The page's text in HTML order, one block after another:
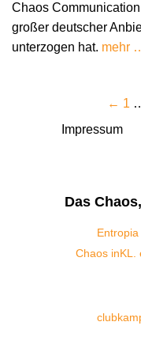
Chaos
großer deutscher
unterzogen hat. mehr
← 1
Impressum
Das
Chaos inKL.
club